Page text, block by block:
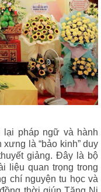
pháp ngữ và hành
là “bảo kinh” duy
giảng. Đây là bộ
liệu quan trọng trong
chí nguyện tu học và